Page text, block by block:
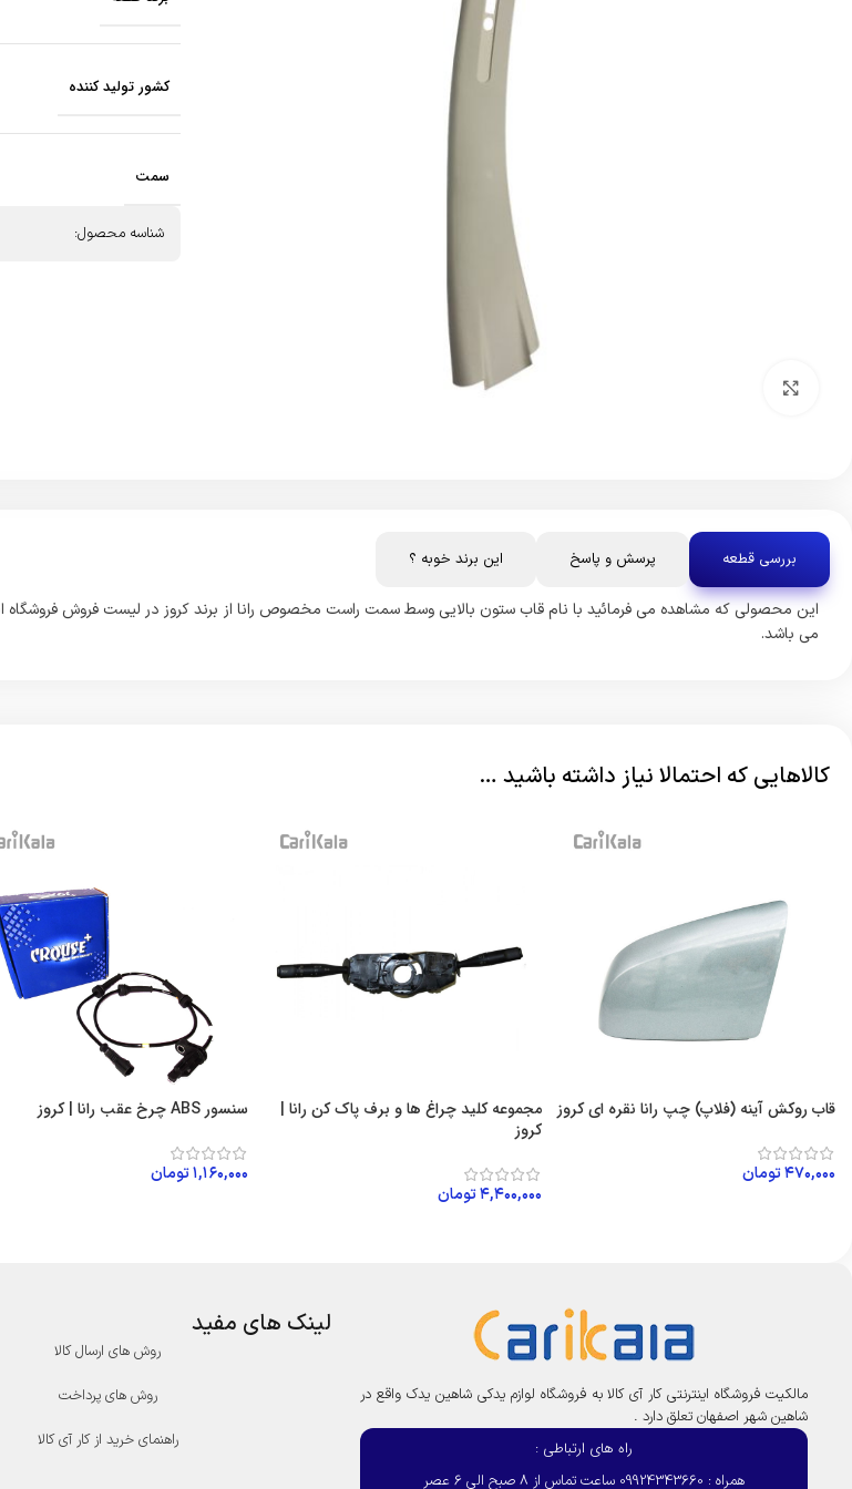
کشور تولید کننده
سمت
شناسه محصول:
بررسی قطعه پرسش و پاسخ این برند خوبه ؟
این محصولی که مشاهده می فرمائید با نام قاب ستون بالایی وسط سمت راست مخصوص رانا از برند کروز در لیست فروش فروشگاه
می باشد.
کالاهایی که احتمالا نیاز داشته باشید …
قاب روکش آینه (فلاپ) چپ رانا نقره ای کروز
۴۷۰,۰۰۰تومان
مجموعه کلید چراغ ها و برف پاک کن رانا |
کروز
۴,۴۰۰,۰۰۰تومان
سنسور ABS چرخ عقب رانا | کروز
۱,۱۶۰,۰۰۰تومان
مالکیت فروشگاه اینترنتی کار آی کالا به فروشگاه لوازم یدکی شاهین یدک واقع در
شاهین شهر اصفهان تعلق دارد .
راه های ارتباطی :
همراه : 09924343660 ساعت تماس از 8 صبح الی 6 عصر
لینک های مفید
روش های ارسال کالا
روش های پرداخت
راهنمای خرید از کار آی کالا